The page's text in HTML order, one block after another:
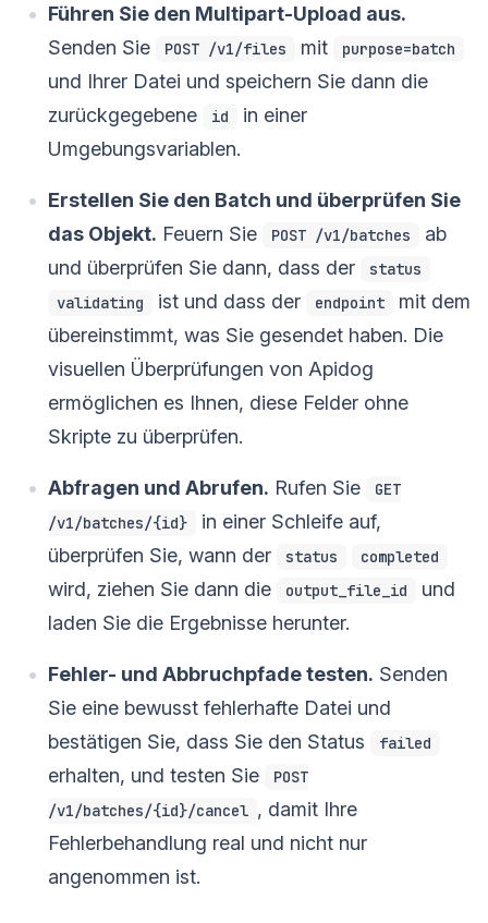
Führen Sie den Multipart-Upload aus.
Senden Sie
POST /v1/files mit purpose=batch
und Ihrer Datei und speichern Sie dann die
zurückgegebene
id
in einer
Umgebungsvariablen.
Erstellen Sie den Batch und überprüfen Sie
das Objekt. Feuern Sie POST /v1/batches
ab
und überprüfen Sie dann, dass der
status
validating
ist und dass der endpoint
mit dem
übereinstimmt, was Sie gesendet haben. Die
visuellen Überprüfungen von Apidog
ermöglichen es Ihnen, diese Felder ohne
Skripte zu überprüfen.
Abfragen und Abrufen. Rufen Sie
GET
/v1/batches/{id}
in einer Schleife auf,
überprüfen Sie, wann der
status completed
wird, ziehen Sie dann die output_file_id
und
laden Sie die Ergebnisse herunter.
Fehler- und Abbruchpfade testen. Senden
Sie eine bewusst fehlerhafte Datei und
bestätigen Sie, dass Sie den Status
failed
erhalten, und testen Sie
POST
/v1/batches/{id}/cancel , damit Ihre
Fehlerbehandlung real und nicht nur
angenommen ist.